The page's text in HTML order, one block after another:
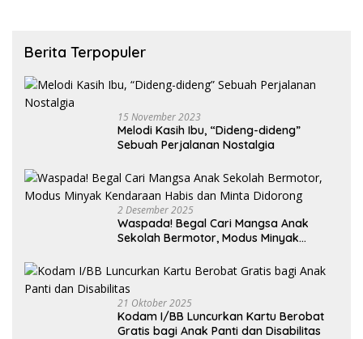
Berita Terpopuler
15 November 2023
Melodi Kasih Ibu, “Dideng-dideng”
Sebuah Perjalanan Nostalgia
2 Desember 2025
Waspada! Begal Cari Mangsa Anak
Sekolah Bermotor, Modus Minyak
21 Oktober 2025
Kodam I/BB Luncurkan Kartu Berobat
Gratis bagi Anak Panti dan Disabilitas